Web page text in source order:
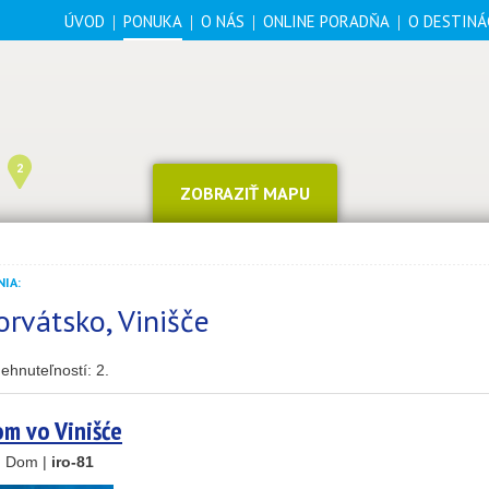
2
25
45
ÚVOD PONUKA O NÁS ONLINE PORADŇA O
ZOBRAZIŤ MAPU
Vinišče
2
vo Vinišće
Dom | iro-81